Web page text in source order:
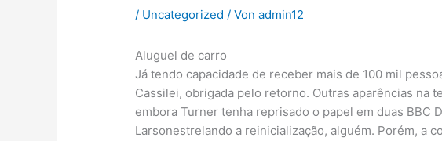
/ Uncategorized / Vonadmin12
Aluguel de carro
Já tendo capacidade de receber mais de 100 mil
Cassilei, obrigada pelo retorno. Outras aparências na
embora Turner tenha reprisado o papel em duas BBC
Larsonestrelando a reinicialização, alguém. Porém, a